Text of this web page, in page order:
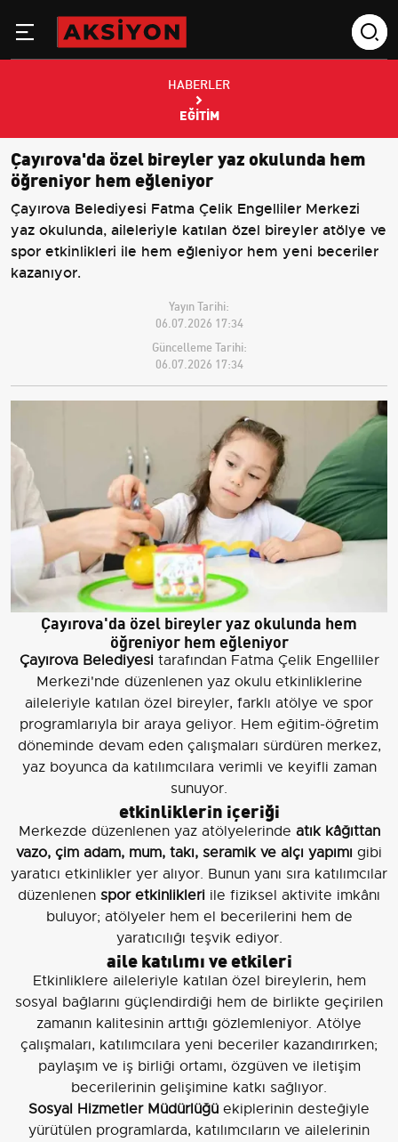
HABERLER
EĞITIM
Çayırova'da özel bireyler yaz okulunda hem
öğreniyor hem eğleniyor
Çayırova Belediyesi Fatma Çelik Engelliler Merkezi
yaz okulunda, aileleriyle katılan özel bireyler atölye ve
spor etkinlikleri ile hem eğleniyor hem yeni beceriler
kazanıyor.
Yayın Tarihi:
06.07.2026 17:34
Güncelleme Tarihi:
06.07.2026 17:34
Çayırova'da özel bireyler yaz okulunda hem
öğreniyor hem eğleniyor
Çayırova Belediyesitarafından Fatma Çelik Engelliler
Merkezi'nde düzenlenen yaz okulu etkinliklerine
aileleriyle katılan özel bireyler, farklı atölye ve spor
programlarıyla bir araya geliyor. Hem eğitim-öğretim
döneminde devam eden çalışmaları sürdüren merkez,
yaz boyunca da katılımcılara verimli ve keyifli zaman
sunuyor.
etkinliklerin içeriği
Merkezde düzenlenen yaz atölyelerinde atık kâğıttan
vazo, çim adam, mum, takı, seramik ve alçı yapımı gibi
yaratıcı etkinlikler yer alıyor. Bunun yanı sıra katılımcılar
düzenlenen spor etkinlikleri ile fiziksel aktivite imkânı
buluyor; atölyeler hem el becerilerini hem de
yaratıcılığı teşvik ediyor.
aile katılımı ve etkileri
Etkinliklere aileleriyle katılan özel bireylerin, hem
sosyal bağlarını güçlendirdiği hem de birlikte geçirilen
zamanın kalitesinin arttığı gözlemleniyor. Atölye
çalışmaları, katılımcılara yeni beceriler kazandırırken;
paylaşım ve iş birliği ortamı, özgüven ve iletişim
becerilerinin gelişimine katkı sağlıyor.
Sosyal Hizmetler Müdürlüğü ekiplerinin desteğiyle
yürütülen programlarda, katılımcıların ve ailelerinin